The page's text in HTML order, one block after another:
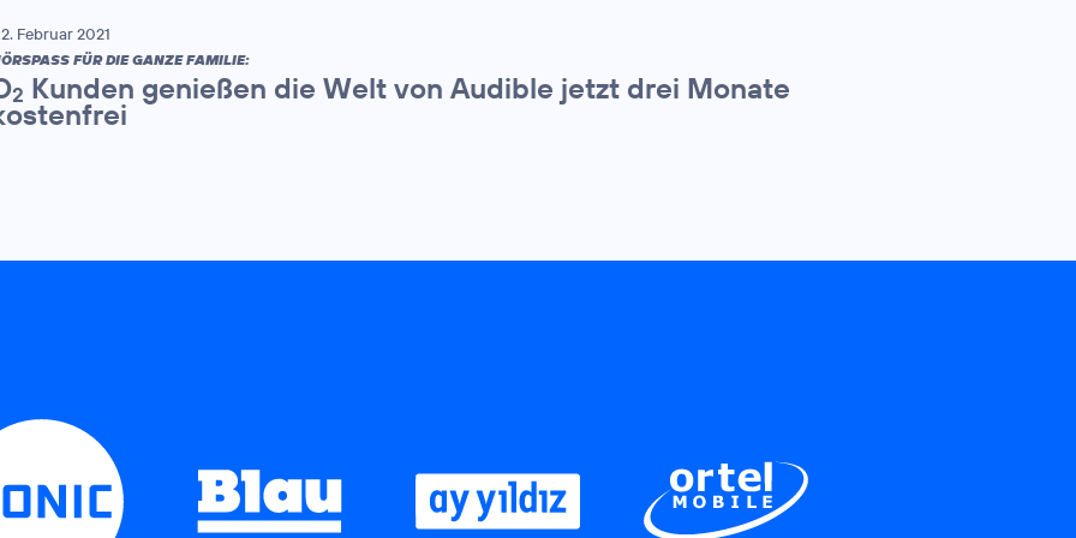
Februar 2021
FÜR DIE GANZE FAMILIE:
2 Kunden genießen die Welt von Audible jetzt drei Monate